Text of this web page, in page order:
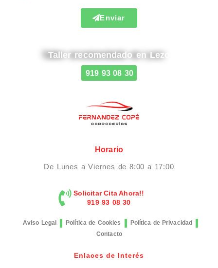
Enviar
Taller recomendado en Lezo
919 93 08 30
Horario
De Lunes a Viernes de 8:00 a 17:00
Solicitar Cita Ahora!!
919 93 08 30
Aviso Legal Política de Cookies
Política de Privacidad
Contacto
Enlaces de Interés